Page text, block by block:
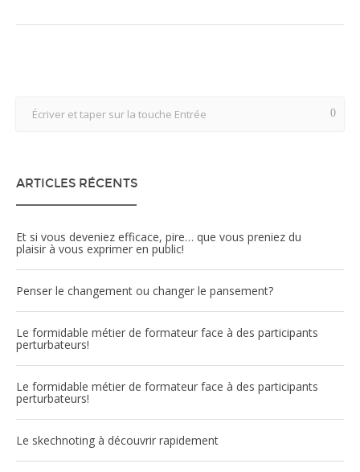
ARTICLES RÉCENTS
Et si vous deveniez efficace, pire… que vous preniez du
plaisir à vous exprimer en public!
Penser le changement ou changer le pansement?
Le formidable métier de formateur face à des participants
perturbateurs!
Le formidable métier de formateur face à des participants
perturbateurs!
Le skechnoting à découvrir rapidement